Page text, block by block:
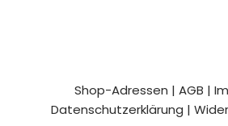
Shop-Adressen | AGB |
Datenschutzerklärung |